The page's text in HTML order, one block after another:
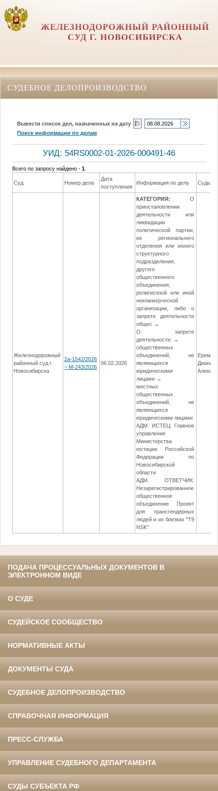
ЖЕЛЕЗНОДОРОЖНЫЙ РАЙОННЫЙ
СУД Г. НОВОСИБИРСКА
СУДЕБНОЕ ДЕЛОПРОИЗВОДСТВО
Вывести список дел, назначенных на дату
Поиск информации по делам
УИД: 54RS0002-01-2026-000491-46
Всего по запросу найдено -1
Суд Номер дела
Дата
поступления
Информация по делу Судья
Железнодорожный
районный суд г.
Новосибирска
2а-1542/2026
~ М-243/2026
06.02.2026
КАТЕГОРИЯ:
О
приостановлении
деятельности или
ликвидации
политической партии,
ее регионального
отделения или ионого
структурного
подразделения,
другого
общественного
объединения,
религиозной или иной
некоммерческой
организации, либо о
запрете деятельности
общес →
О запрете
деятельности: →
общественных
объединений, не
являющихся
юридическими
лицами →
местных
общественных
объединений, не
являющихся
юридическими лицами
АДМ. ИСТЕЦ: Главное
управление
Министерства
юстиции Российской
Федерации по
Новосибирской
области
АДМ. ОТВЕТЧИК:
Незарегистрированное
общественное
объединение Проект
для трансгендерных
людей и их близких "Т9
NSK"
Диана
ПОДАЧА ПРОЦЕССУАЛЬНЫХ ДОКУМЕНТОВ В
ЭЛЕКТРОННОМ ВИДЕ
О СУДЕ
СУДЕЙСКОЕ СООБЩЕСТВО
НОРМАТИВНЫЕ АКТЫ
ДОКУМЕНТЫ СУДА
СУДЕБНОЕ ДЕЛОПРОИЗВОДСТВО
СПРАВОЧНАЯ ИНФОРМАЦИЯ
ПРЕСС-СЛУЖБА
УПРАВЛЕНИЕ СУДЕБНОГО ДЕПАРТАМЕНТА
СУДЫ СУБЪЕКТА РФ